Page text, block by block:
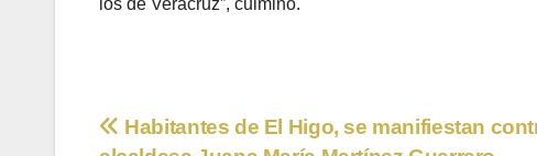
Navegación
Habitantes de El Higo, se manifiestan